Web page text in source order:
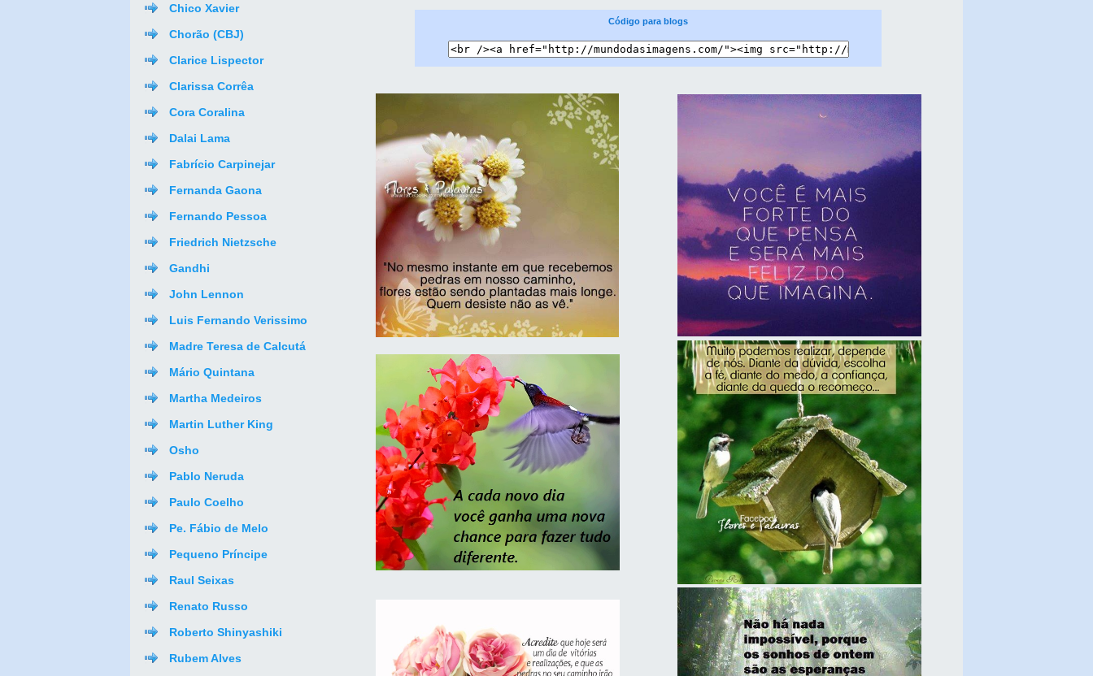
Chico Xavier
Chorão (CBJ)
Clarice Lispector
Clarissa Corrêa
Cora Coralina
Dalai Lama
Fabrício Carpinejar
Fernanda Gaona
Fernando Pessoa
Friedrich Nietzsche
Gandhi
John Lennon
Luis Fernando Verissimo
Madre Teresa de Calcutá
Mário Quintana
Martha Medeiros
Martin Luther King
Osho
Pablo Neruda
Paulo Coelho
Pe. Fábio de Melo
Pequeno Príncipe
Raul Seixas
Renato Russo
Roberto Shinyashiki
Rubem Alves
Código para blogs